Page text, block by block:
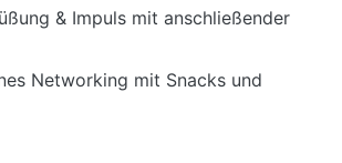
& Impuls mit anschließender
Networking mit Snacks und